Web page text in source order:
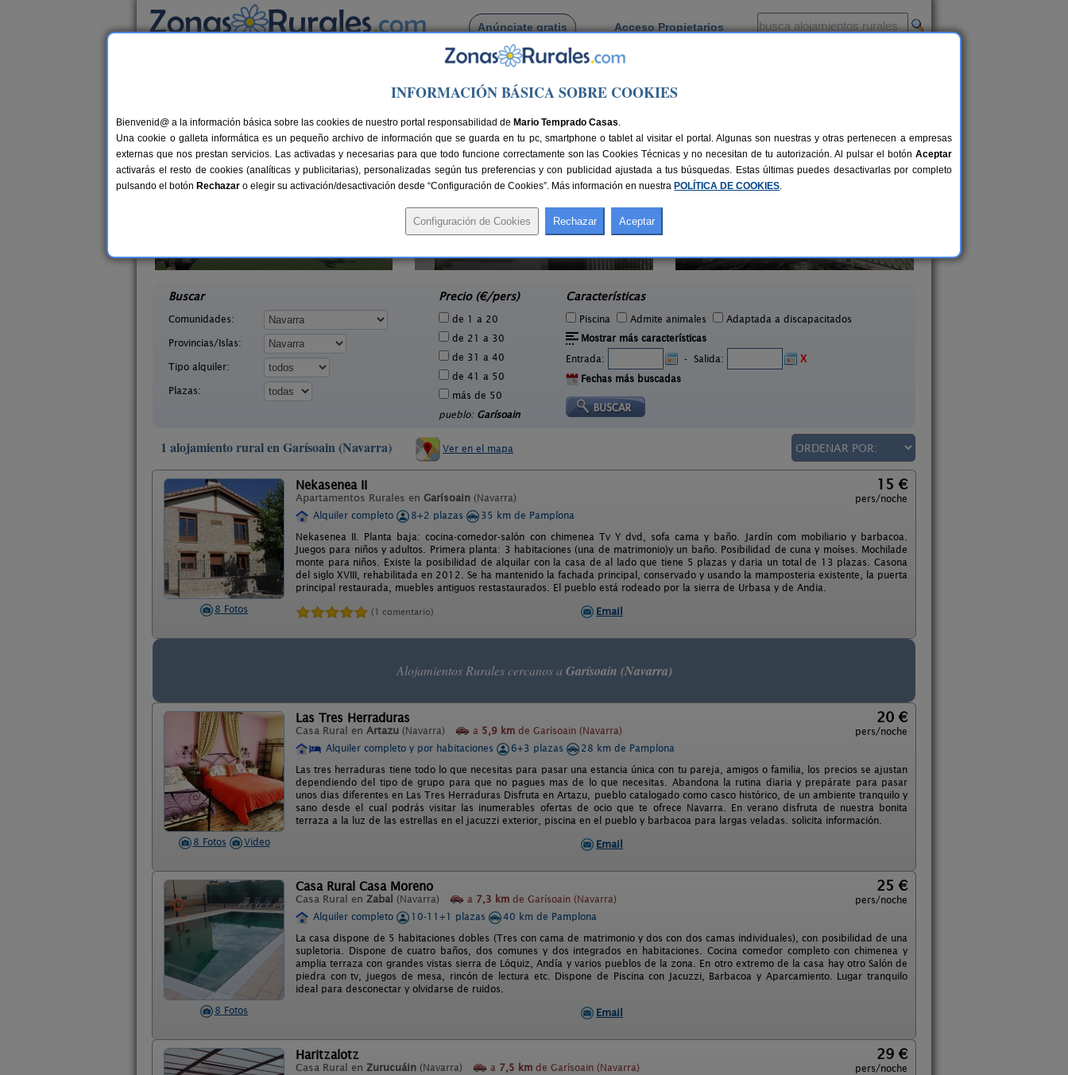
Anúnciate gratis Acceso Propietarios
Busca por pueblo
Casas Rurales en Garísoain
36 €
Camping Bardenas
Buscar
Comunidades:
Provincias/Islas:
Tipo alquiler:
Plazas:
Precio (€/pers)
de 1 a 20
de 21 a 30
de 31 a 40
de 41 a 50
más de 50
pueblo: Garísoain
Características
Piscina Admite animales
Adaptada a discapacitados
Mostrar más características
Entrada:
- Salida:
X
Fechas más buscadas
1 alojamiento rural en Garísoain (Navarra) Ver en el mapa
8 Fotos
Nekasenea II
Apartamentos Rurales en Garísoain (Navarra)
15 €
pers/noche
Alquiler completo
8+2 plazas
35 km de Pamplona
Nekasenea II. Planta baja: cocina-comedor-salón con chimenea Tv Y dvd, sofa cama y baño. Jardín com mobiliario y barbacoa.
Juegos para niños y adultos. Primera planta: 3 habitaciones (una de matrimonio)y un baño. Posibilidad de cuna y moíses. Mochilade
monte para niños. Existe la posibilidad de alquilar con la casa de al lado que tiene 5 plazas y daria un total de 13 plazas. Casona
del siglo XVIII, rehabilitada en 2012. Se ha mantenido la fachada principal, conservado y usando la mamposteria existente, la puerta
principal restaurada, muebles antiguos restastaurados. El pueblo está rodeado por la sierra de Urbasa y de Andia.
(1 comentario) Email
Alojamientos Rurales cercanos a Garísoain (Navarra)
8 Fotos Video
Las Tres Herraduras
Casa Rural en Artazu (Navarra) a 5,9 km de Garísoain (Navarra)
20 €
pers/noche
Alquiler completo y por habitaciones
6+3 plazas
28 km de Pamplona
Las tres herraduras tiene todo lo que necesitas para pasar una estancia única con tu pareja, amigos o familia, los precios se ajustan
dependiendo del tipo de grupo para que no pagues mas de lo que necesitas. Abandona la rutina diaria y prepárate para pasar
unos dias diferentes en Las Tres Herraduras Disfruta en Artazu, pueblo catalogado como casco histórico, de un ambiente tranquilo y
sano desde el cual podrás visitar las inumerables ofertas de ocio que te ofrece Navarra. En verano disfruta de nuestra bonita
terraza a la luz de las estrellas en el jacuzzi exterior, piscina en el pueblo y barbacoa para largas veladas. solicita información.
Email
8 Fotos
Casa Rural Casa Moreno
Casa Rural en Zabal (Navarra) a 7,3 km de Garísoain (Navarra)
25 €
pers/noche
Alquiler completo
10-11+1 plazas
40 km de Pamplona
La casa dispone de 5 habitaciones dobles (Tres con cama de matrimonio y dos con dos camas individuales), con posibilidad de una
supletoria. Dispone de cuatro baños, dos comunes y dos integrados en habitaciones. Cocina comedor completo con chimenea y
amplia terraza con grandes vistas sierra de Lóquiz, Andía y varios pueblos de la zona. En otro extremo de la casa hay otro Salón de
piedra con tv, juegos de mesa, rincón de lectura etc. Dispone de Piscina con Jacuzzi, Barbacoa y Aparcamiento. Lugar tranquilo
ideal para desconectar y olvidarse de ruidos.
Email
Haritzalotz
Casa Rural en Zurucuáin (Navarra) a 7,5 km de Garísoain (Navarra)
29 €
pers/noche
INFORMACIÓN BÁSICA SOBRE COOKIES
Bienvenid@ a la información básica sobre las cookies de nuestro portal responsabilidad de Mario Temprado Casas.
Una cookie o galleta informática es un pequeño archivo de información que se guarda en tu pc, smartphone o tablet al visitar el portal. Algunas son nuestras y otras pertenecen a empresas
externas que nos prestan servicios. Las activadas y necesarias para que todo funcione correctamente son las Cookies Técnicas y no necesitan de tu autorización. Al pulsar el botón Aceptar
activarás el resto de cookies (analíticas y publicitarias), personalizadas según tus preferencias y con publicidad ajustada a tus búsquedas. Estas últimas puedes desactivarlas por completo
pulsando el botón Rechazar o elegir su activación/desactivación desde “Configuración de Cookies”. Más información en nuestra POLÍTICA DE COOKIES.